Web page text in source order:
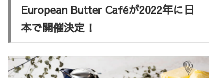
European Butter Caféが2022年に日
本で開催決定！